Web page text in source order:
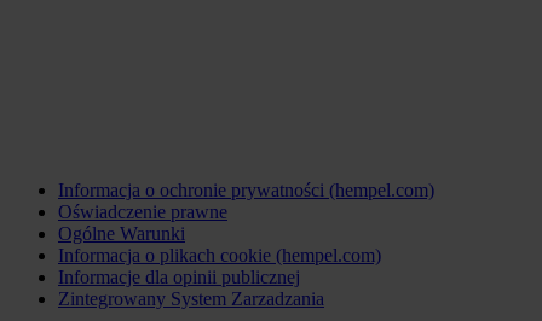
Informacja o ochronie prywatności (hempel.com)
Oświadczenie prawne
Ogólne Warunki
Informacja o plikach cookie (hempel.com)
Informacje dla opinii publicznej
Zintegrowany System Zarzadzania